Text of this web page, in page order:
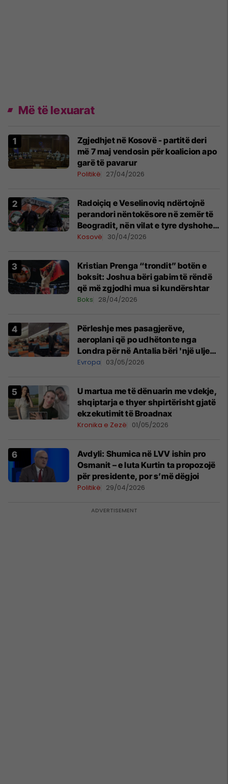
Më të lexuarat
Zgjedhjet në Kosovë - partitë deri
më 7 maj vendosin për koalicion apo
garë të pavarur
Politikë 27/04/2026
Radoiçiq e Veselinoviq ndërtojnë
perandori nëntokësore në zemër të
Beogradit, nën vilat e tyre dyshohet
se po bëjnë bunkerë
Kosovë 30/04/2026
Kristian Prenga “trondit” botën e
boksit: Joshua bëri gabim të rëndë
që më zgjodhi mua si kundërshtar
Boks 28/04/2026
Përleshje mes pasagjerëve,
aeroplani që po udhëtonte nga
Londra për në Antalia bëri 'një ulje
emergjente' në Prishtinë
Evropa 03/05/2026
U martua me të dënuarin me vdekje,
shqiptarja e thyer shpirtërisht gjatë
ekzekutimit të Broadnax
Kronika e Zezë 01/05/2026
Avdyli: Shumica në LVV ishin pro
Osmanit – e luta Kurtin ta propozojë
për presidente, por s’më dëgjoi
Politikë 29/04/2026